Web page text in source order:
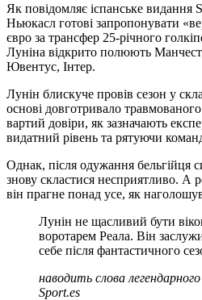
Як повідомляє іспанське видання
Ньюкасл готові запропонувати
євро за трансфер 25-річного
Луніна відкрито полюють
Ювентус, Інтер.
Лунін блискуче провів сезон у
основі довготривало
вартий довіри, як зазначають
видатний рівень та рятуючи
Однак, після одужання бельгійця
знову скластися несприятливо. А
він прагне понад усе, як
Лунін не щасливий бути
воротарем Реала. Він
себе після фантастичного
наводить слова
Sport.es